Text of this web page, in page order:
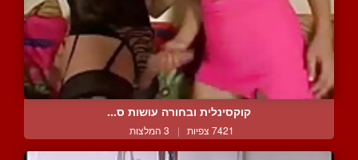
קוקסינלית ובחורה עושות ס...
7421 צפיות | 3 המלצות